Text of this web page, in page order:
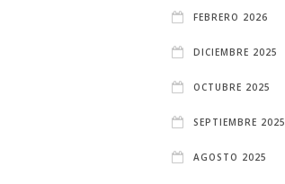
FEBRERO 2026
DICIEMBRE 2025
OCTUBRE 2025
SEPTIEMBRE 2025
AGOSTO 2025